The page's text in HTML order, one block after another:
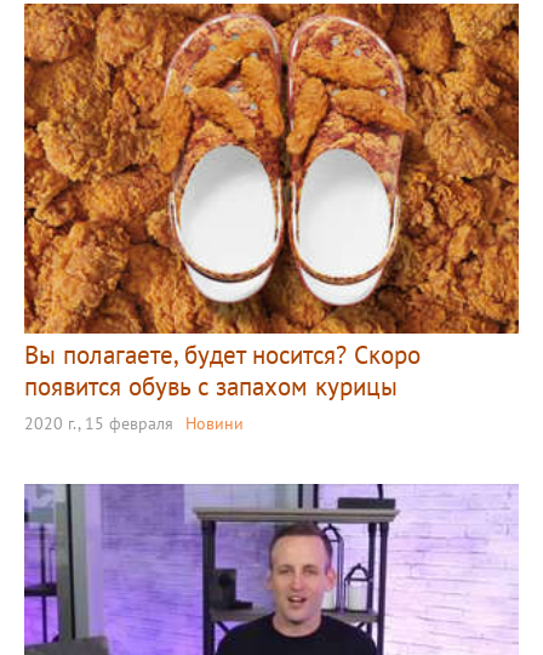
Вы полагаете, будет носится? Скоро
появится обувь с запахом курицы
2020 г., 15 февраля Новини